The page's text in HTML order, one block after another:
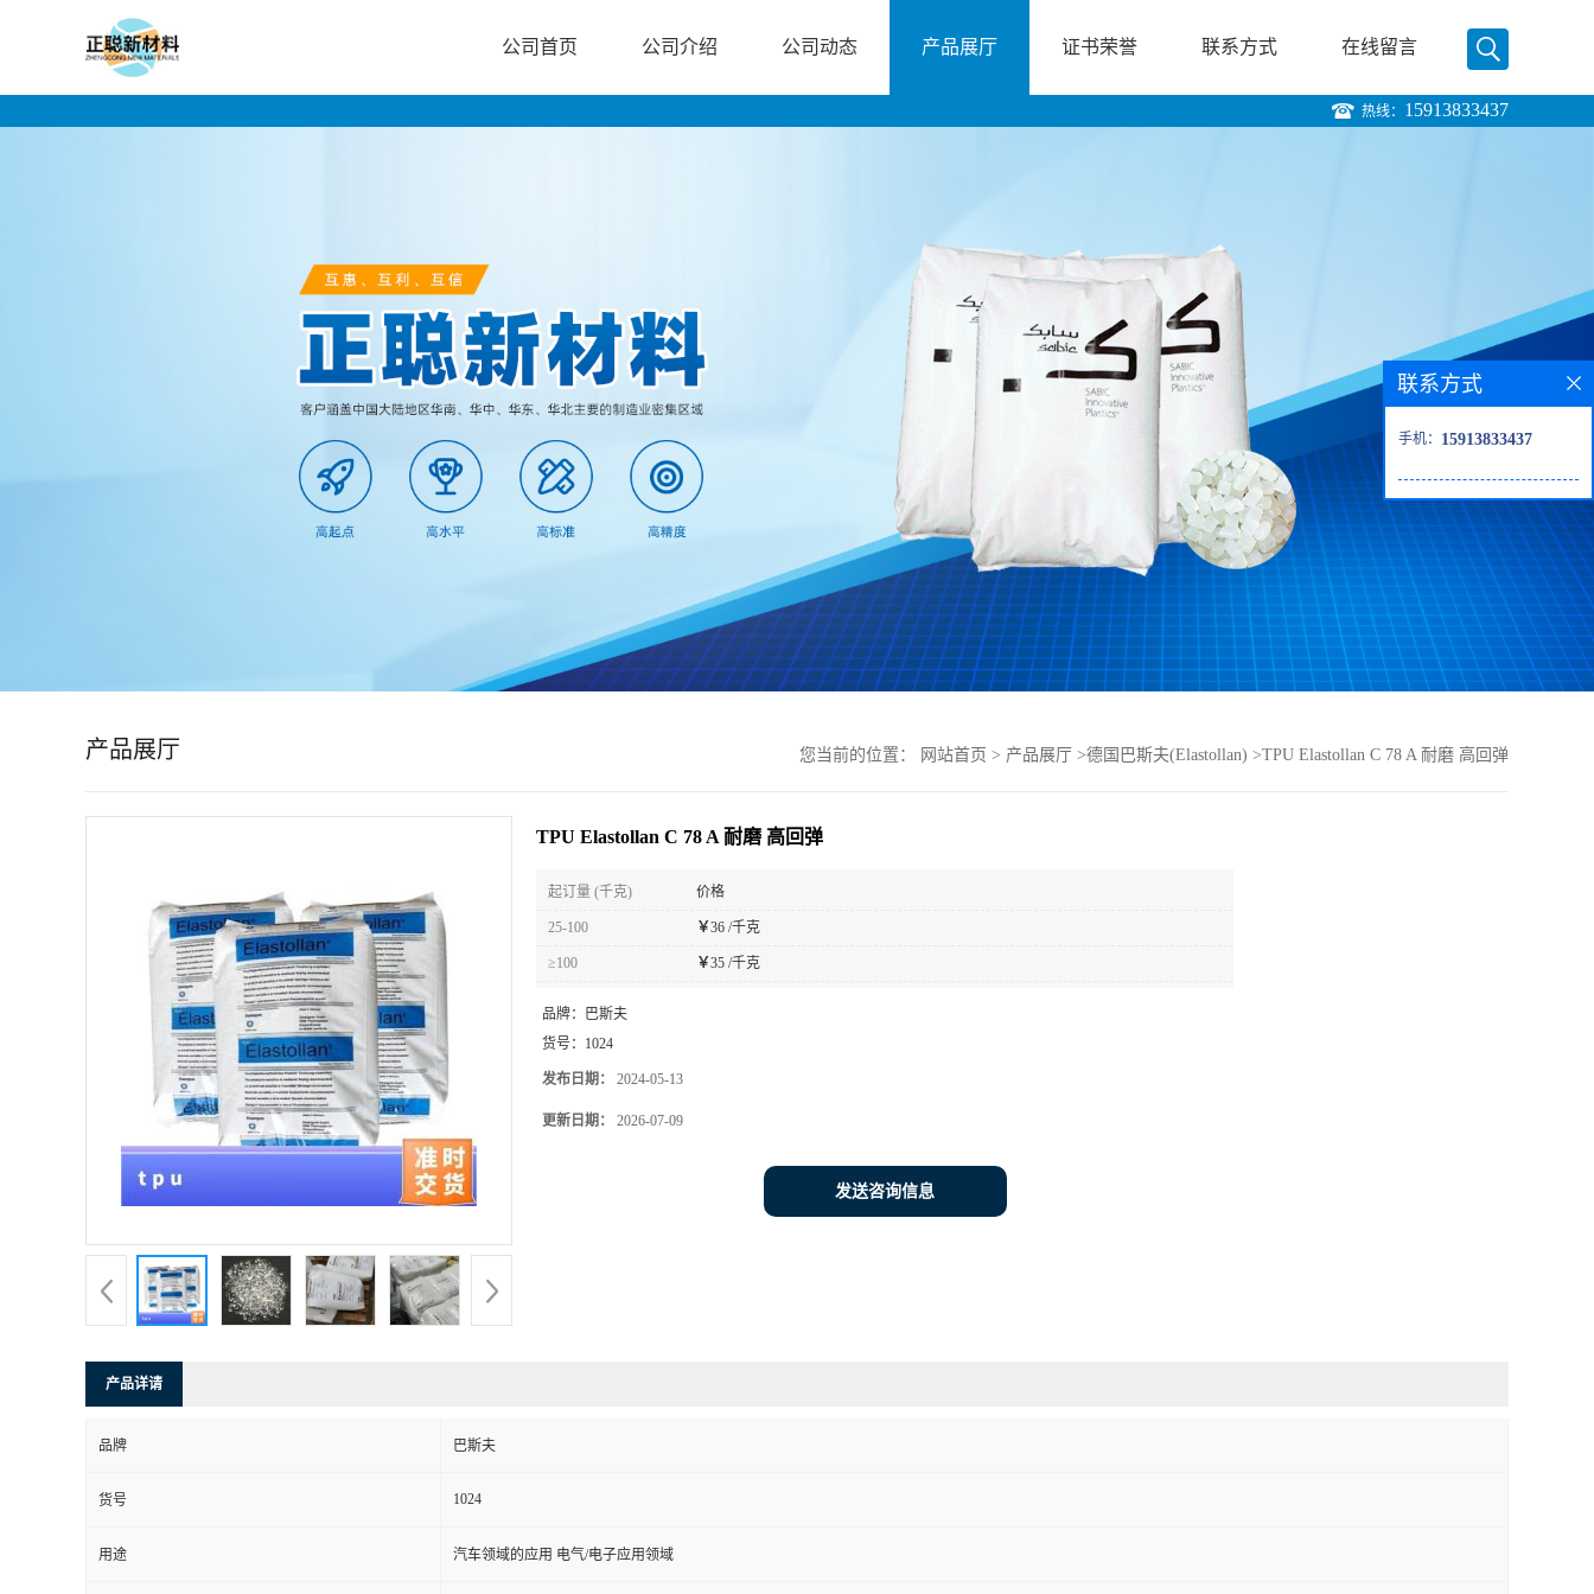
公司首页 公司介绍 公司动态 产品展厅 证书荣誉 联系方式 在线留言
热线： 15913833437
产品展厅 您当前的位置： 网站首页 > 产品展厅 >德国巴斯夫(Elastollan) >TPU Elastollan C 78 A 耐磨 高回弹
TPU Elastollan C 78 A 耐磨 高回弹
起订量 (千克) 价格
25-100 ￥36 /千克
≥100 ￥35 /千克
品牌：
巴斯夫
货号： 1024
发布日期： 2024-05-13
更新日期： 2026-07-09
发送咨询信息
产品详请
品牌 巴斯夫
货号 1024
用途 汽车领域的应用 电气/电子应用领域
联系方式
手机： 15913833437